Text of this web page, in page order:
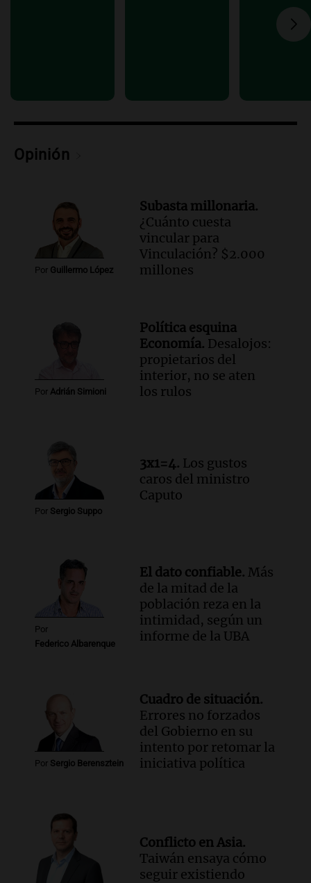
Detuvieron al agresor que golpeó
Opinión
Por Guillermo López
Subasta millonaria.
¿Cuánto cuesta
vincular para
Vinculación? $2.000
millones
Por Adrián Simioni
Política esquina
Economía. Desalojos:
propietarios del
interior, no se aten
los rulos
Por Sergio Suppo
3x1=4. Los gustos
caros del ministro
Caputo
Por
Federico Albarenque
El dato confiable. Más
de la mitad de la
población reza en la
intimidad, según un
informe de la UBA
Por Sergio Berensztein
Cuadro de situación.
Errores no forzados
del Gobierno en su
intento por retomar la
iniciativa política
Conflicto en Asia.
Taiwán ensaya cómo
seguir existiendo